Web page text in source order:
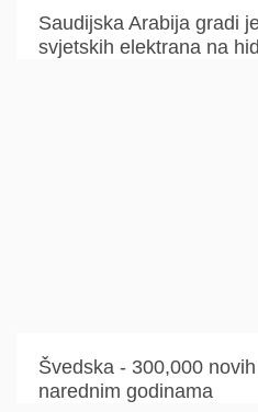
Saudijska Arabija gradi
svjetskih elektrana na
Švedska - 300,000
narednim godinama